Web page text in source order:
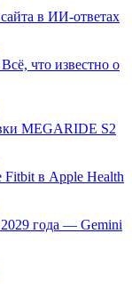
в ИИ-ответах
что известно о
MEGARIDE S2
Fitbit в Apple Health
года — Gemini